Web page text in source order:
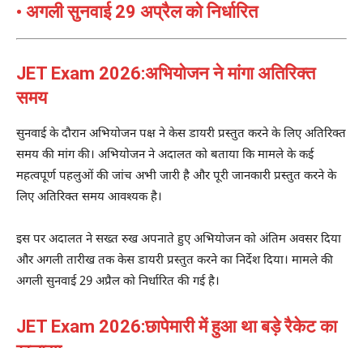
• अगली सुनवाई 29 अप्रैल को निर्धारित
JET Exam 2026:अभियोजन ने मांगा अतिरिक्त
समय
सुनवाई के दौरान अभियोजन पक्ष ने केस डायरी प्रस्तुत करने के लिए अतिरिक्त
समय की मांग की। अभियोजन ने अदालत को बताया कि मामले के कई
महत्वपूर्ण पहलुओं की जांच अभी जारी है और पूरी जानकारी प्रस्तुत करने के
लिए अतिरिक्त समय आवश्यक है।
इस पर अदालत ने सख्त रुख अपनाते हुए अभियोजन को अंतिम अवसर दिया
और अगली तारीख तक केस डायरी प्रस्तुत करने का निर्देश दिया। मामले की
अगली सुनवाई 29 अप्रैल को निर्धारित की गई है।
JET Exam 2026:छापेमारी में हुआ था बड़े रैकेट का